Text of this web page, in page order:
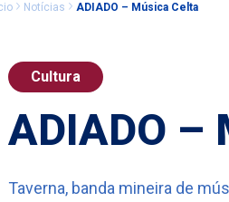
Notícias ADIADO – Música Celta
Cultura
ADIADO –
Taverna, banda mineira de